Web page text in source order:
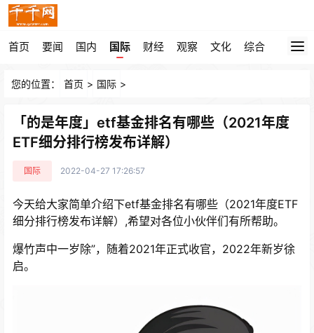
首页 要闻 国内 国际 财经 观察 文化 综合
您的位置： 首页 > 国际 >
「的是年度」etf基金排名有哪些（2021年度
ETF细分排行榜发布详解）
国际 2022-04-27 17:26:57
今天给大家简单介绍下etf基金排名有哪些（2021年度ETF
细分排行榜发布详解）,希望对各位小伙伴们有所帮助。
爆竹声中一岁除”，随着2021年正式收官，2022年新岁徐
启。